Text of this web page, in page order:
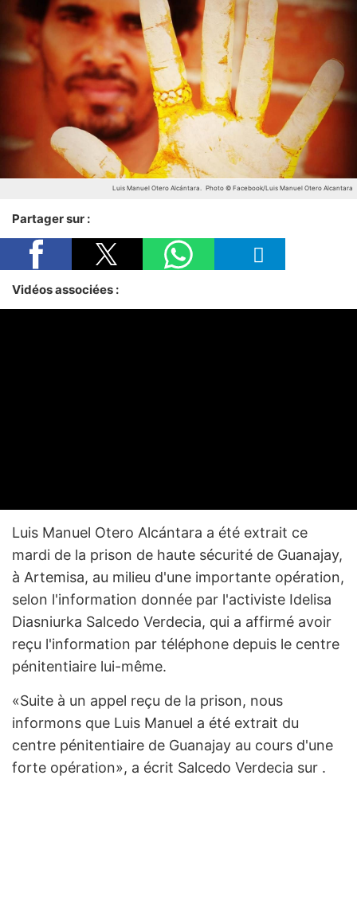
Luis Manuel Otero Alcántara. Photo © Facebook/Luis Manuel Otero Alcantara
Partager sur :
Vidéos associées :
Luis Manuel Otero Alcántara a été extrait ce
mardi de la prison de haute sécurité de Guanajay,
à Artemisa, au milieu d'une importante opération,
selon l'information donnée par l'activiste Idelisa
Diasniurka Salcedo Verdecia, qui a affirmé avoir
reçu l'information par téléphone depuis le centre
pénitentiaire lui-même.
«Suite à un appel reçu de la prison, nous
informons que Luis Manuel a été extrait du
centre pénitentiaire de Guanajay au cours d'une
forte opération», a écrit Salcedo Verdecia sur .